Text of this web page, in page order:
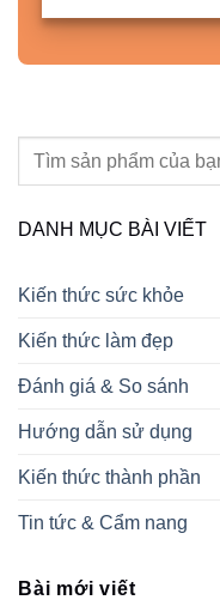
là:
3.800.000 ₫.
tại
là:
DANH MỤC BÀI VIẾT
Kiến thức sức khỏe
Kiến thức làm đẹp
Đánh giá & So sánh
Hướng dẫn sử dụng
Kiến thức thành phần
Tin tức & Cẩm nang
Bài mới viết